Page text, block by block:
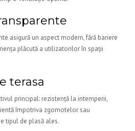
asigură un aspect modern, fără bariere
plăcută a utilizatorilor în spații
terasa
principal: rezistență la intemperii,
împotriva zgomotelor sau
tipul de plasă ales.